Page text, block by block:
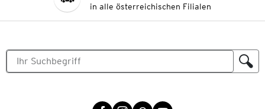
in alle österreichischen Filialen